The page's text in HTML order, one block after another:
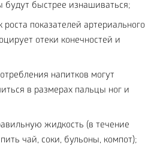
будут быстрее изнашиваться;
показателей артериального
отеки конечностей и
напитков могут
в размерах пальцы ног и
жидкость (в течение
чай, соки, бульоны, компот);